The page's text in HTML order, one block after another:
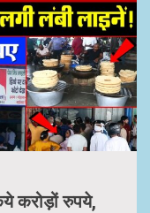
करोड़ों रुपये,